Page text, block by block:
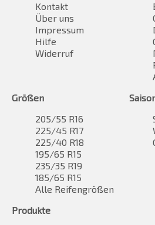
Kontakt
Über uns
Impressum
Hilfe
Widerruf
Größen
205/55 R16
225/45 R17
225/40 R18
195/65 R15
235/35 R19
185/65 R15
Alle Reifengrößen
Produkte